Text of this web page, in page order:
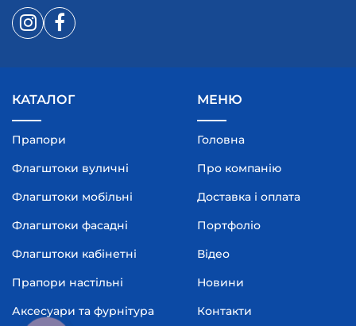
КАТАЛОГ
Прапори
Флагштоки вуличні
Флагштоки мобільні
Флагштоки фасадні
Флагштоки кабінетні
Прапори настільні
Аксесуари та фурнітура
МЕНЮ
Головна
Про компанію
Доставка і оплата
Портфоліо
Відео
Новини
Контакти